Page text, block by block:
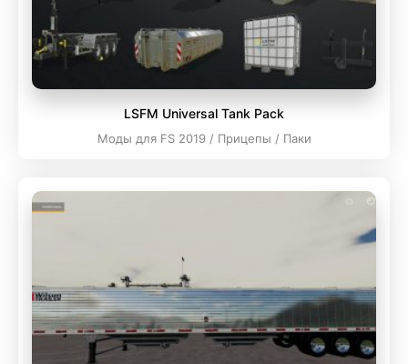
LSFM Universal Tank Pack
Моды для FS 2019 / Прицепы / Паки